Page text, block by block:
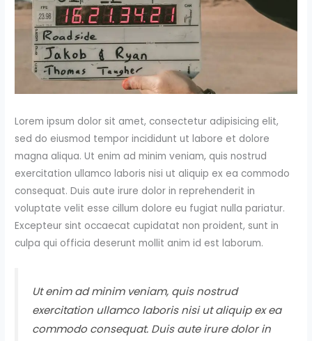
Lorem ipsum dolor sit amet, consectetur adipisicing elit,
sed do eiusmod tempor incididunt ut labore et dolore
magna aliqua. Ut enim ad minim veniam, quis nostrud
exercitation ullamco laboris nisi ut aliquip ex ea commodo
consequat. Duis aute irure dolor in reprehenderit in
voluptate velit esse cillum dolore eu fugiat nulla pariatur.
Excepteur sint occaecat cupidatat non proident, sunt in
culpa qui officia deserunt mollit anim id est laborum.
Ut enim ad minim veniam, quis nostrud
exercitation ullamco laboris nisi ut aliquip ex ea
commodo consequat. Duis aute irure dolor in